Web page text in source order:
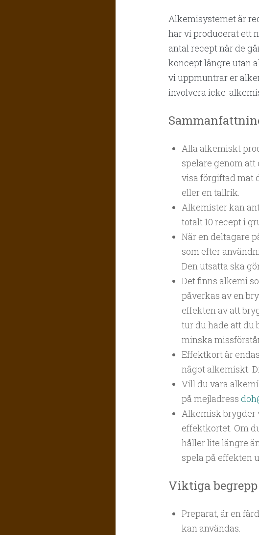
Alkemisystemet är
har vi producerat ett
antal recept när de
koncept längre utan
vi uppmuntrar er
involvera icke-
Alla alkemiskt
spelare genom att
visa förgiftad mat
eller en tallrik.
Alkemister kan
totalt 10 recept i
När en deltagare
som efter
Den utsatta ska
Det finns alkemi
påverkas av en
effekten av att
tur du hade att du
minska
Effektkort är
något alkemiskt.
Vill du vara
på mejladress
Alkemisk brygder
effektkortet. Om
håller lite längre
spela på effekten
Viktiga
Preparat, är en
kan användas.